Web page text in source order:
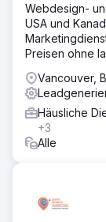
Webdesign-
USA und
Preisen ohne
Vancouver,
Häusliche
+3
Alle